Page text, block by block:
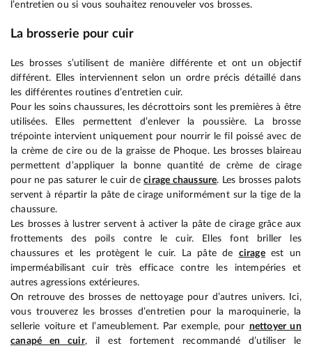
l’entretien ou si vous souhaitez renouveler vos brosses.
La brosserie pour cuir
Les brosses s’utilisent de manière différente et ont un objectif
différent. Elles interviennent selon un ordre précis détaillé dans
les différentes routines d’entretien cuir.
Pour les soins chaussures, les décrottoirs sont les premières à être
utilisées. Elles permettent d’enlever la poussière. La brosse
trépointe intervient uniquement pour nourrir le fil poissé avec de
la crème de cire ou de la graisse de Phoque. Les brosses blaireau
permettent d’appliquer la bonne quantité de crème de cirage
pour ne pas saturer le cuir decirage chaussure. Les brosses palots
servent à répartir la pâte de cirage uniformément sur la tige de la
chaussure.
Les brosses à lustrer servent à activer la pâte de cirage grâce aux
frottements des poils contre le cuir. Elles font briller les
chaussures et les protègent le cuir. La pâte de cirageest un
imperméabilisant cuir très efficace contre les intempéries et
autres agressions extérieures.
On retrouve des brosses de nettoyage pour d’autres univers. Ici,
vous trouverez les brosses d’entretien pour la maroquinerie, la
sellerie voiture et l’ameublement. Par exemple, pour nettoyer un
canapé en cuir, il est fortement recommandé d’utiliser le